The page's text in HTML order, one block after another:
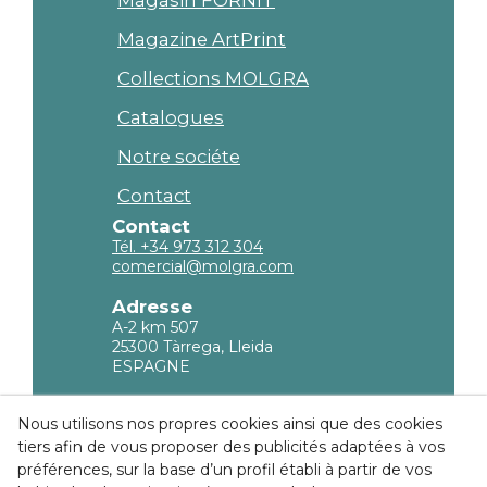
Magazine ArtPrint
Collections MOLGRA
Catalogues
Notre sociéte
Contact
Contact
Tél. +34 973 312 304
comercial@molgra.com
Adresse
A-2 km 507
25300 Tàrrega, Lleida
ESPAGNE
Information légale
Politique de confidencialité
Nous utilisons nos propres cookies ainsi que des cookies
tiers afin de vous proposer des publicités adaptées à vos
préférences, sur la base d’un profil établi à partir de vos